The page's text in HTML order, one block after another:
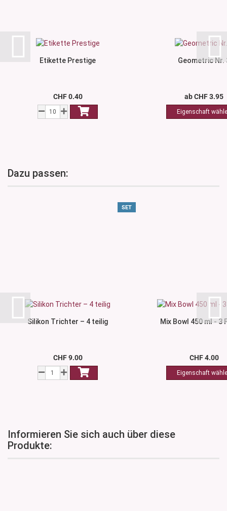
Etikette Prestige
CHF 0.40
Geometric Nr.
ab CHF 3.95
Dazu passen:
SET
Silikon Trichter – 4 teilig
CHF 9.00
Mix Bowl 450 ml - 3
CHF 4.00
Informieren Sie sich auch über diese
Produkte: